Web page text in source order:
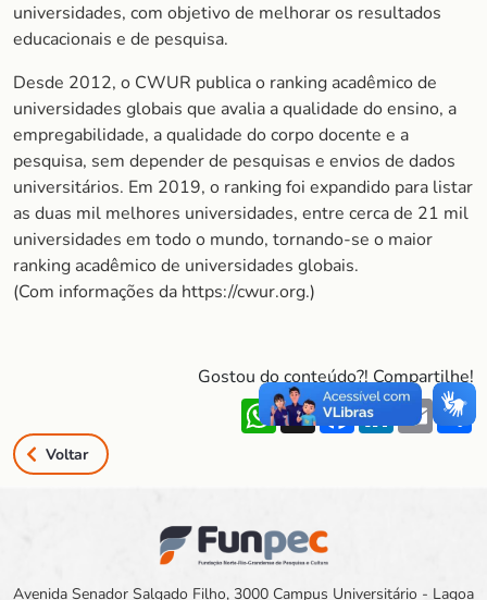
universidades, com objetivo de melhorar os resultados
educacionais e de pesquisa.
Desde 2012, o CWUR publica o ranking acadêmico de
universidades globais que avalia a qualidade do ensino, a
empregabilidade, a qualidade do corpo docente e a
pesquisa, sem depender de pesquisas e envios de dados
universitários. Em 2019, o ranking foi expandido para listar
as duas mil melhores universidades, entre cerca de 21 mil
universidades em todo o mundo, tornando-se o maior
ranking acadêmico de universidades globais.
(Com informações da https://cwur.org.)
Gostou do conteúdo?! Compartilhe!
WhatsApp
X Facebook
LinkedIn
Email
Voltar
Avenida Senador Salgado Filho, 3000 Campus Universitário - Lagoa